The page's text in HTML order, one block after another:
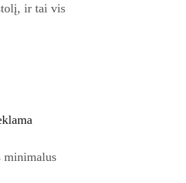
ir tai vis
minimalus